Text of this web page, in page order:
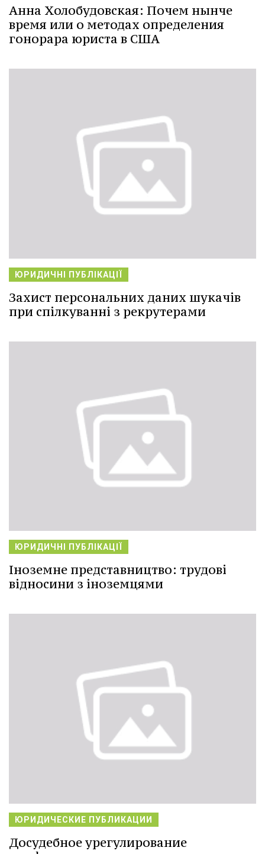
Анна Холобудовская: Почем нынче
время или о методах определения
гонорара юриста в США
ЮРИДИЧНІ ПУБЛІКАЦІЇ
Захист персональних даних шукачів
при спілкуванні з рекрутерами
ЮРИДИЧНІ ПУБЛІКАЦІЇ
Іноземне представництво: трудові
відносини з іноземцями
ЮРИДИЧЕСКИЕ ПУБЛИКАЦИИ
Досудебное урегулирование